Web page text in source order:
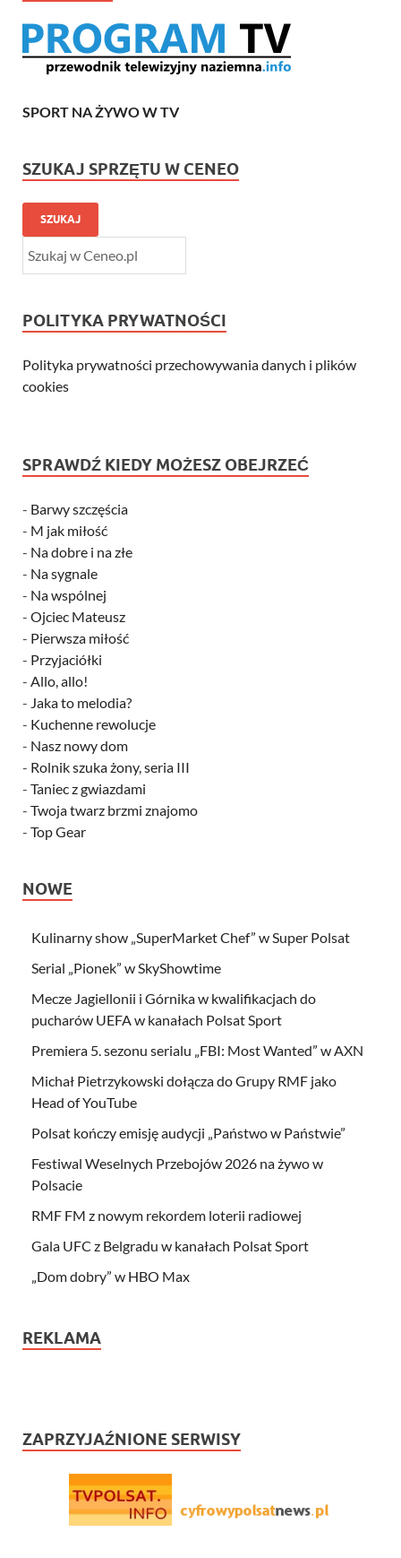
SPORT NA ŻYWO W TV
SZUKAJ SPRZĘTU W CENEO
SZUKAJ
POLITYKA PRYWATNOŚCI
Polityka prywatności przechowywania danych i plików
cookies
SPRAWDŹ KIEDY MOŻESZ OBEJRZEĆ
- Barwy szczęścia
- M jak miłość
- Na dobre i na złe
- Na sygnale
- Na wspólnej
- Ojciec Mateusz
- Pierwsza miłość
- Przyjaciółki
- Allo, allo!
- Jaka to melodia?
- Kuchenne rewolucje
- Nasz nowy dom
- Rolnik szuka żony, seria III
- Taniec z gwiazdami
- Twoja twarz brzmi znajomo
- Top Gear
NOWE
Kulinarny show „SuperMarket Chef” w Super Polsat
Serial „Pionek” w SkyShowtime
Mecze Jagiellonii i Górnika w kwalifikacjach do
pucharów UEFA w kanałach Polsat Sport
Premiera 5. sezonu serialu „FBI: Most Wanted” w AXN
Michał Pietrzykowski dołącza do Grupy RMF jako
Head of YouTube
Polsat kończy emisję audycji „Państwo w Państwie”
Festiwal Weselnych Przebojów 2026 na żywo w
Polsacie
RMF FM z nowym rekordem loterii radiowej
Gala UFC z Belgradu w kanałach Polsat Sport
„Dom dobry” w HBO Max
REKLAMA
ZAPRZYJAŹNIONE SERWISY